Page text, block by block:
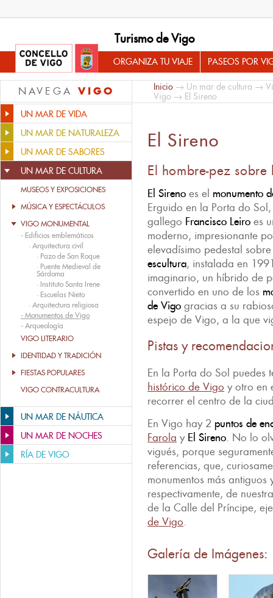
Turismo de Vigo
ORGANIZA TU VIAJE PASEOS POR
NAVEGA VIGO
UN MAR DE VIDA
UN MAR DE NATURALEZA
UN MAR DE SABORES
UN MAR DE CULTURA
MUSEOS Y EXPOSICIONES
MÚSICA Y ESPECTÁCULOS
VIGO MONUMENTAL
- Edificios emblemáticos
· Arquitectura civil
· Pazo de San Roque
· Puente Medieval de
Sárdoma
· Instituto Santa Irene
· Escuelas Nieto
· Arquitectura religiosa
- Monumentos de Vigo
- Arqueología
VIGO LITERARIO
IDENTIDAD Y TRADICIÓN
FIESTAS POPULARES
VIGO CONTRACULTURA
UN MAR DE NÁUTICA
UN MAR DE NOCHES
RÍA DE VIGO
Inicio → Un mar de cultura →
Vigo → El Sireno
El Sireno
El hombre-pez
El Sireno es el monumento
Erguido en la Porta do
gallego Francisco Leiro es
moderno, impresionante
elevadísimo pedestal
escultura, instalada en
imaginario, un híbrido de
convertido en uno de los
de Vigo gracias a su
espejo de Vigo, a la que
Pistas y
En la Porta do Sol puedes
histórico de Vigo y otro en
recorrer el centro de la
En Vigo hay 2 puntos de
Farola yEl Sireno. No lo
vigués, porque
referencias, que,
monumentos más antiguos
respectivamente, de
de la Calle del Príncipe,
de Vigo.
Galería de Imágenes: